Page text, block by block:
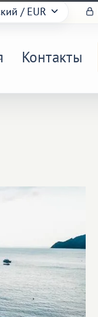
/ EUR
Контакты